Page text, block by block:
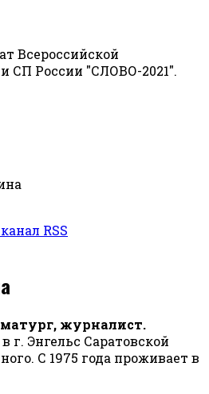
Всероссийской
СП России "СЛОВО-2021".
RSS
журналист.
г. Энгельс Саратовской
С 1975 года проживает в